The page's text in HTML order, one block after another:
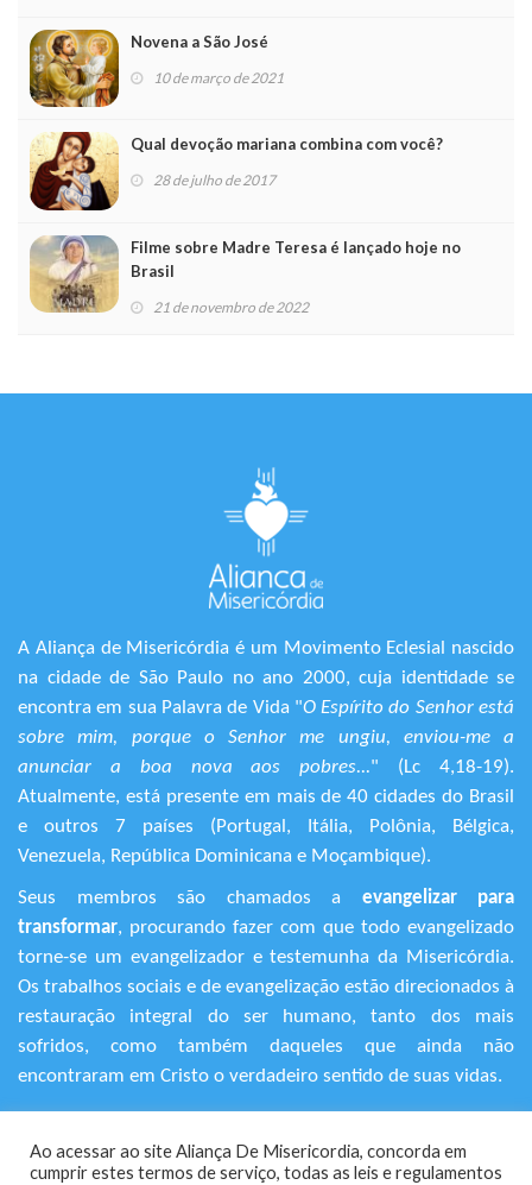
Novena a São José
10 de março de 2021
Qual devoção mariana combina com você?
28 de julho de 2017
Filme sobre Madre Teresa é lançado hoje no
Brasil
21 de novembro de 2022
A Aliança de Misericórdia é um Movimento Eclesial nascido
na cidade de São Paulo no ano 2000, cuja identidade se
encontra em sua Palavra de Vida "O Espírito do Senhor está
sobre mim, porque o Senhor me ungiu, enviou-me a
anunciar a boa nova aos pobres..." (Lc 4,18-19).
Atualmente, está presente em mais de 40 cidades do Brasil
e outros 7 países (Portugal, Itália, Polônia, Bélgica,
Venezuela, República Dominicana e Moçambique).
Seus membros são chamados a evangelizar para
transformar, procurando fazer com que todo evangelizado
torne-se um evangelizador e testemunha da Misericórdia.
Os trabalhos sociais e de evangelização estão direcionados à
restauração integral do ser humano, tanto dos mais
sofridos, como também daqueles que ainda não
encontraram em Cristo o verdadeiro sentido de suas vidas.
Rua Avanhandava, 616 – Bela Vista
Ao acessar ao site Aliança De Misericordia, concorda em
cumprir estes termos de serviço, todas as leis e regulamentos